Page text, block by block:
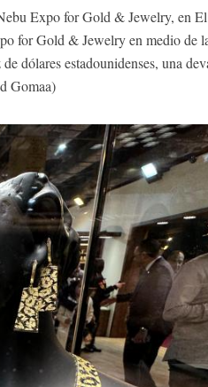
Expo for Gold & Jewelry, en
for Gold & Jewelry en medio de
dólares estadounidenses, una
Gomaa)